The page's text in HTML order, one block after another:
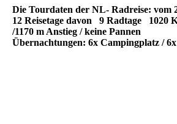
Die Tourdaten der NL- Radreise: vom
12 Reisetage davon 9 Radtage 1020
/1170 m Anstieg / keine Pannen
Übernachtungen: 6x Campingplatz /